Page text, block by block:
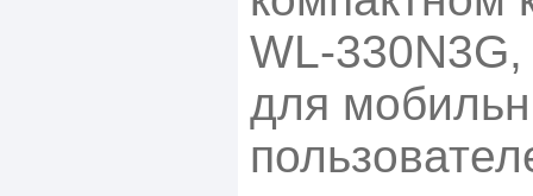
WL-
для